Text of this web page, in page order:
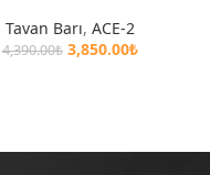
Tavan Barı, ACE-2
4,390.00₺ 3,850.00₺